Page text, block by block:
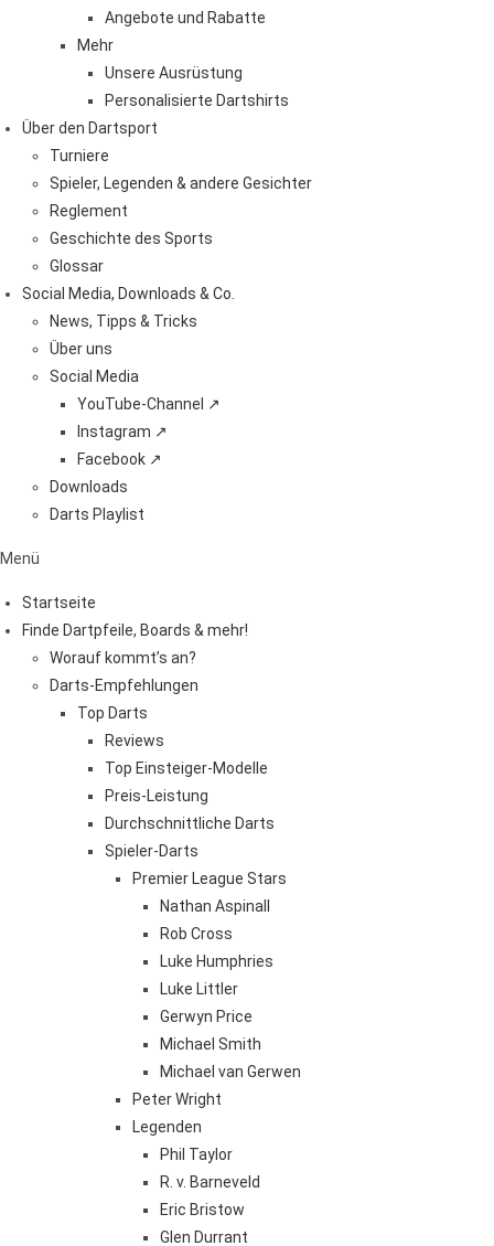
Angebote und Rabatte
Mehr
Unsere Ausrüstung
Personalisierte Dartshirts
Über den Dartsport
Turniere
Spieler, Legenden & andere Gesichter
Reglement
Geschichte des Sports
Glossar
Social Media, Downloads & Co.
News, Tipps & Tricks
Über uns
Social Media
YouTube-Channel ↗
Instagram ↗
Facebook ↗
Downloads
Darts Playlist
Menü
Startseite
Finde Dartpfeile, Boards & mehr!
Worauf kommt’s an?
Darts-Empfehlungen
Top Darts
Reviews
Top Einsteiger-Modelle
Preis-Leistung
Durchschnittliche Darts
Spieler-Darts
Premier League Stars
Nathan Aspinall
Rob Cross
Luke Humphries
Luke Littler
Gerwyn Price
Michael Smith
Michael van Gerwen
Peter Wright
Legenden
Phil Taylor
R. v. Barneveld
Eric Bristow
Glen Durrant